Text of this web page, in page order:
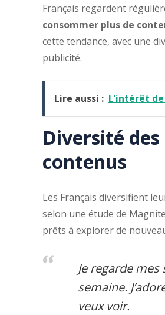
Français regardent
consommer plus de
cette tendance, avec une
publicité.
Lire aussi : L’intérêt
Diversité
contenus
Les Français diversifient
selon une étude de Magnite
prêts à explorer de
Je regarde
semaine.
veux voir.